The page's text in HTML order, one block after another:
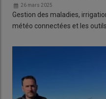
26 mars 2025
Gestion des maladies,
météo connectées et les outils